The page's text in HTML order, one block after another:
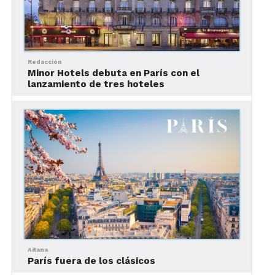
Viajar solo transforma porque te pone al
Redacción
Minor Hotels debuta en París con el
lanzamiento de tres hoteles
Aitana
París fuera de los clásicos